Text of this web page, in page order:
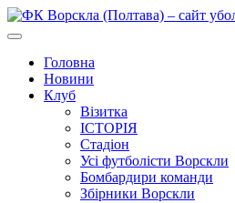
Головна
Новини
Клуб
Візитка
ІСТОРІЯ
Стадіон
Усі футболісти Ворскли
Бомбардири команди
Збірники Ворскли